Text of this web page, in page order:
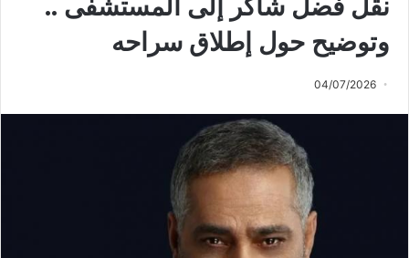
نقل فضل شاكر إلى المستشفى ..
وتوضيح حول إطلاق سراحه
04/07/2026